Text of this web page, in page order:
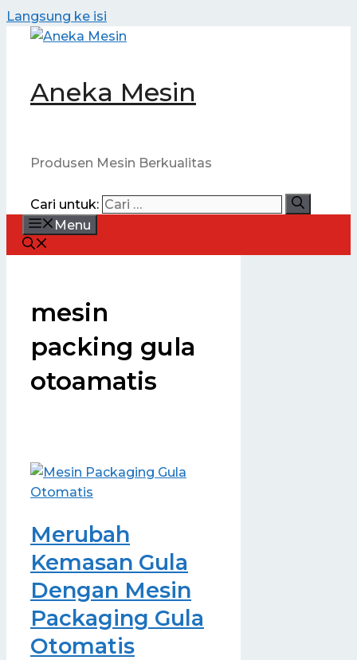
Langsung ke isi
Aneka Mesin
Produsen Mesin Berkualitas
Cari untuk:
Menu
mesin
packing gula
otoamatis
Merubah
Kemasan Gula
Dengan Mesin
Packaging Gula
Otomatis